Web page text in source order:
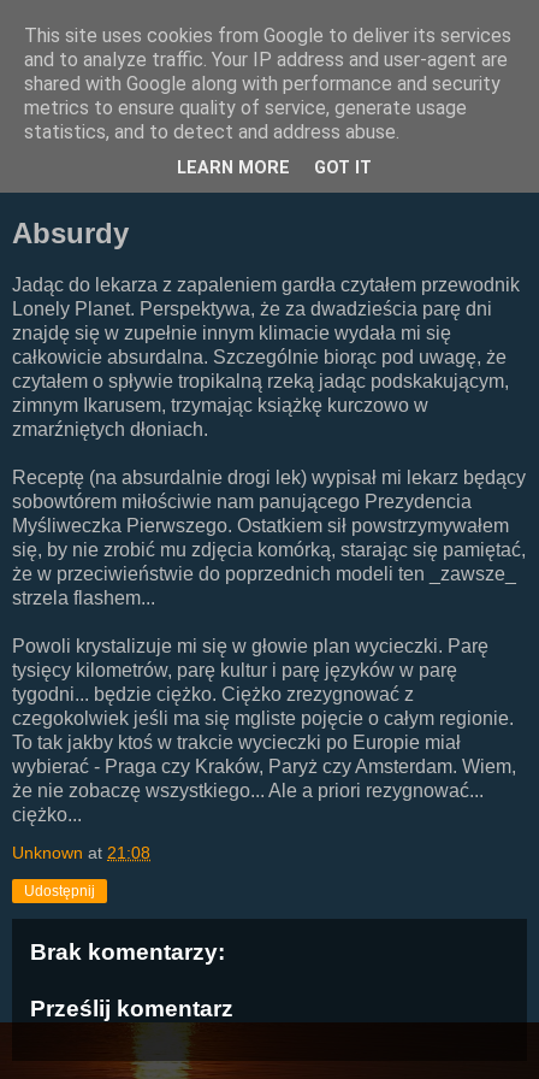
Meh.Kong
Here... Somewhere over there...
Absurdy
Jadąc do lekarza z zapaleniem gardła czytałem przewodnik
Lonely Planet. Perspektywa, że za dwadzieścia parę dni
znajdę się w zupełnie innym klimacie wydała mi się
całkowicie absurdalna. Szczególnie biorąc pod uwagę, że
czytałem o spływie tropikalną rzeką jadąc podskakującym,
zimnym Ikarusem, trzymając książkę kurczowo w
zmarźniętych dłoniach.
Receptę (na absurdalnie drogi lek) wypisał mi lekarz będący
sobowtórem miłościwie nam panującego Prezydencia
Myśliweczka Pierwszego. Ostatkiem sił powstrzymywałem
się, by nie zrobić mu zdjęcia komórką, starając się pamiętać,
że w przeciwieństwie do poprzednich modeli ten _zawsze_
strzela flashem...
Powoli krystalizuje mi się w głowie plan wycieczki. Parę
tysięcy kilometrów, parę kultur i parę języków w parę
tygodni... będzie ciężko. Ciężko zrezygnować z
czegokolwiek jeśli ma się mgliste pojęcie o całym regionie.
To tak jakby ktoś w trakcie wycieczki po Europie miał
wybierać - Praga czy Kraków, Paryż czy Amsterdam. Wiem,
że nie zobaczę wszystkiego... Ale a priori rezygnować...
ciężko...
Unknown at 21:08
Udostępnij
Brak komentarzy:
Prześlij komentarz
This site uses cookies from Google to deliver its services
and to analyze traffic. Your IP address and user-agent are
shared with Google along with performance and security
metrics to ensure quality of service, generate usage
statistics, and to detect and address abuse.
LEARN MORE GOT IT